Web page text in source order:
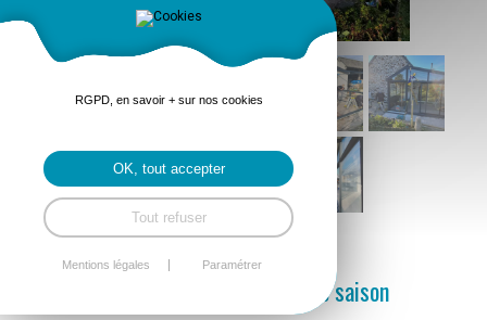
Profitez de votre extérieur en toute saison
RGPD, en savoir + sur nos cookies
OK, tout accepter
Tout refuser
Mentions légales Paramétrer